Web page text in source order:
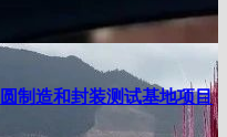
制造和封装测试基地项目